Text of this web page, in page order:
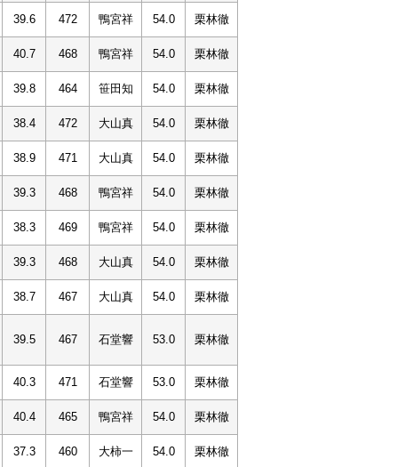
39.6 472 鴨宮祥 54.0 栗林徹
40.7 468 鴨宮祥 54.0 栗林徹
39.8 464 笹田知 54.0 栗林徹
38.4 472 大山真 54.0 栗林徹
38.9 471 大山真 54.0 栗林徹
39.3 468 鴨宮祥 54.0 栗林徹
38.3 469 鴨宮祥 54.0 栗林徹
39.3 468 大山真 54.0 栗林徹
38.7 467 大山真 54.0 栗林徹
39.5 467 石堂響 53.0 栗林徹
40.3 471 石堂響 53.0 栗林徹
40.4 465 鴨宮祥 54.0 栗林徹
37.3 460 大柿一 54.0 栗林徹